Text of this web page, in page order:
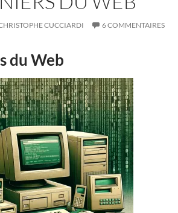
CUCCIARDI 6 COMMENTAIRES
du Web